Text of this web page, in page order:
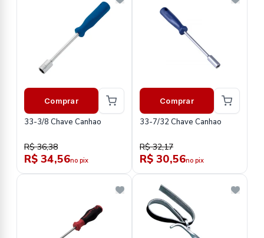
Comprar
33-3/8 Chave Canhao
R$ 36,38
R$ 34,56no pix
Comprar
33-7/32 Chave Canhao
R$ 32,17
R$ 30,56no pix